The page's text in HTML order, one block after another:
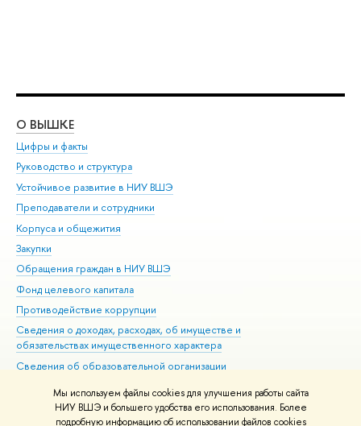
Мы используем файлы cookies для улучшения работы сайта
НИУ ВШЭ и большего удобства его использования. Более
подробную информацию об использовании файлов cookies
О ВЫШКЕ
Цифры и факты
Руководство и структура
Устойчивое развитие в НИУ ВШЭ
Преподаватели и сотрудники
Корпуса и общежития
Закупки
Обращения граждан в НИУ ВШЭ
Фонд целевого капитала
Противодействие коррупции
Сведения о доходах, расходах, об имуществе и
обязательствах имущественного характера
Сведения об образовательной организации
Людям с ограниченными возможностями здоровья
Единая платежная страница